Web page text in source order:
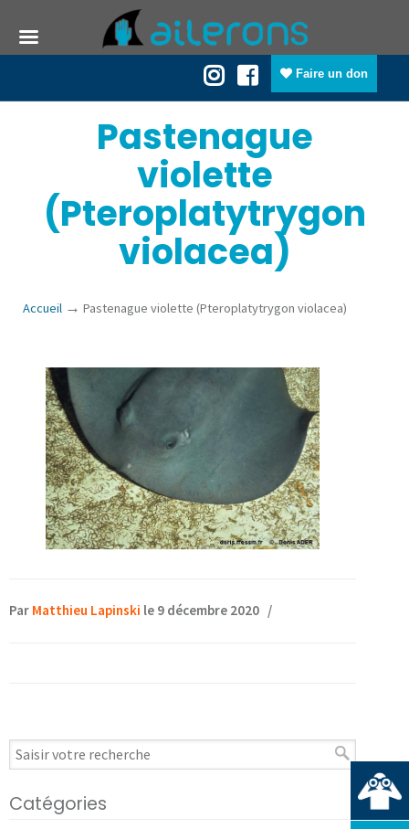
Faire un don
Pastenague
violette
(Pteroplatytrygon
violacea)
Accueil → Pastenague violette (Pteroplatytrygon violacea)
Par Matthieu Lapinski le 9 décembre 2020 /
Catégories